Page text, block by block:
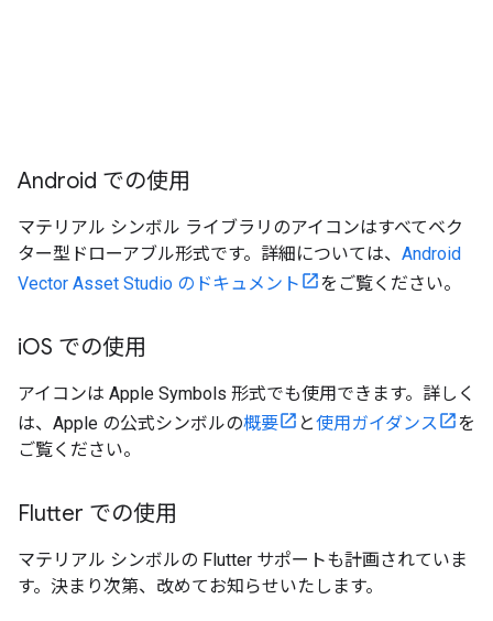
Android での使用
マテリアル シンボル ライブラリのアイコンはすべてベク
ター型ドローアブル形式です。詳細については、 Android
Vector Asset Studio のドキュメント
をご覧ください。
iOS での使用
アイコンは Apple Symbols 形式でも使用できます。詳しく
は、Apple の公式シンボルの概要 と使用ガイダンス
を
ご覧ください。
Flutter での使用
マテリアル シンボルの Flutter サポートも計画されていま
す。決まり次第、改めてお知らせいたします。